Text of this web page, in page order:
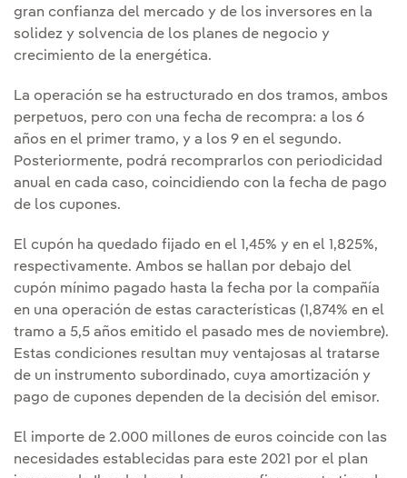
gran confianza del mercado y de los inversores en la
solidez y solvencia de los planes de negocio y
crecimiento de la energética.
La operación se ha estructurado en dos tramos, ambos
perpetuos, pero con una fecha de recompra: a los 6
años en el primer tramo, y a los 9 en el segundo.
Posteriormente, podrá recomprarlos con periodicidad
anual en cada caso, coincidiendo con la fecha de pago
de los cupones.
El cupón ha quedado fijado en el 1,45% y en el 1,825%,
respectivamente. Ambos se hallan por debajo del
cupón mínimo pagado hasta la fecha por la compañía
en una operación de estas características (1,874% en el
tramo a 5,5 años emitido el pasado mes de noviembre).
Estas condiciones resultan muy ventajosas al tratarse
de un instrumento subordinado, cuya amortización y
pago de cupones dependen de la decisión del emisor.
El importe de 2.000 millones de euros coincide con las
necesidades establecidas para este 2021 por el plan